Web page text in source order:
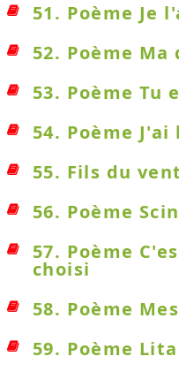
51. Poème Je
52. Poème
53. Poème Tu
54. Poème
55. Fils du vent
56. Poème
57. Poème
choisi
58. Poème
59. Poème